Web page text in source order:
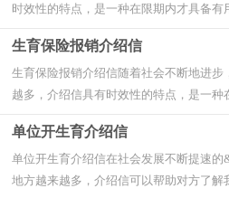
时效性的特点，是一种在限期内才具备有
生育保险报销介绍信
生育保险报销介绍信随着社会不断地进
越多，介绍信具有时效性的特点，是一
单位开生育介绍信
单位开生育介绍信在社会发展不断提速
地方越来越多，介绍信可以帮助对方了